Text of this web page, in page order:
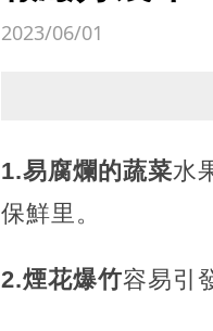
2023/06/01
1.易腐爛的蔬菜水
保鮮里。
2.煙花爆竹容易引